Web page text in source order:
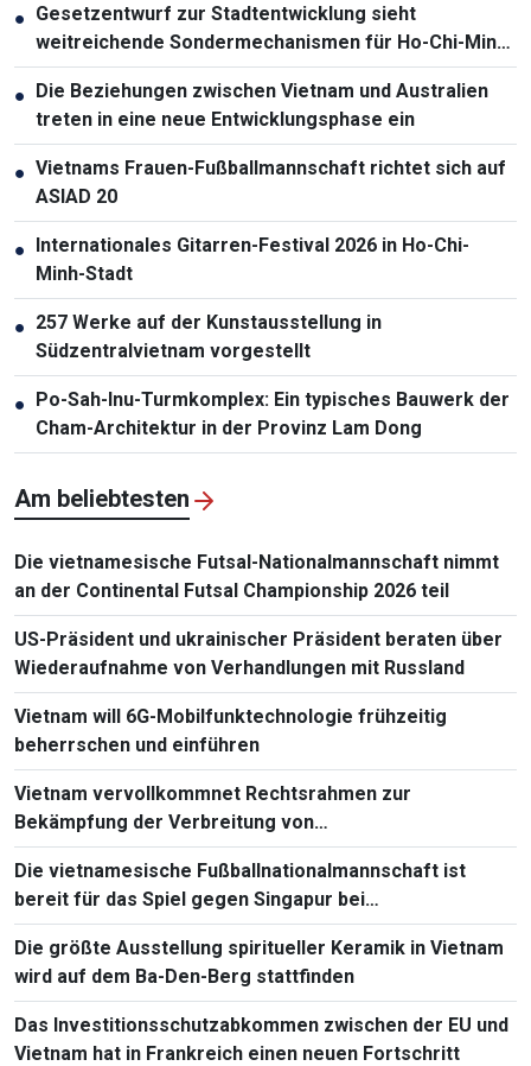
● Gesetzentwurf zur Stadtentwicklung sieht
weitreichende Sondermechanismen für Ho-Chi-Minh-
Stadt vor
● Die Beziehungen zwischen Vietnam und Australien
treten in eine neue Entwicklungsphase ein
● Vietnams Frauen-Fußballmannschaft richtet sich auf
ASIAD 20
● Internationales Gitarren-Festival 2026 in Ho-Chi-
Minh-Stadt
● 257 Werke auf der Kunstausstellung in
Südzentralvietnam vorgestellt
● Po-Sah-Inu-Turmkomplex: Ein typisches Bauwerk der
Cham-Architektur in der Provinz Lam Dong
Am beliebtesten
Die vietnamesische Futsal-Nationalmannschaft nimmt
an der Continental Futsal Championship 2026 teil
US-Präsident und ukrainischer Präsident beraten über
Wiederaufnahme von Verhandlungen mit Russland
Vietnam will 6G-Mobilfunktechnologie frühzeitig
beherrschen und einführen
Vietnam vervollkommnet Rechtsrahmen zur
Bekämpfung der Verbreitung von
Massenvernichtungswaffen
Die vietnamesische Fußballnationalmannschaft ist
bereit für das Spiel gegen Singapur bei
Südostasienmeisterschaft 2026
Die größte Ausstellung spiritueller Keramik in Vietnam
wird auf dem Ba-Den-Berg stattfinden
Das Investitionsschutzabkommen zwischen der EU und
Vietnam hat in Frankreich einen neuen Fortschritt